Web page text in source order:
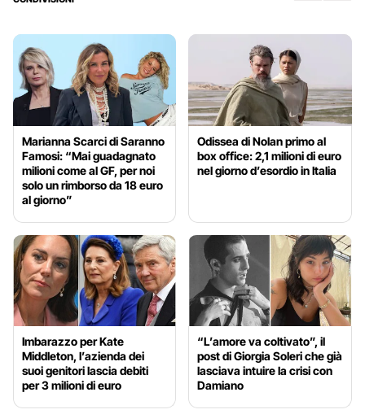
Marianna Scarci di Saranno
Famosi: “Mai guadagnato
milioni come al GF, per noi
solo un rimborso da 18 euro
al giorno”
Odissea di Nolan primo al
box office: 2,1 milioni di euro
nel giorno d’esordio in Italia
Imbarazzo per Kate
Middleton, l’azienda dei
suoi genitori lascia debiti
per 3 milioni di euro
“L’amore va coltivato”, il
post di Giorgia Soleri che già
lasciava intuire la crisi con
Damiano